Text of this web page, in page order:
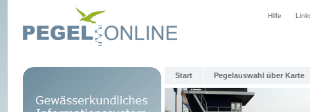
Hilfe
Start Pegelauswahl über Karte